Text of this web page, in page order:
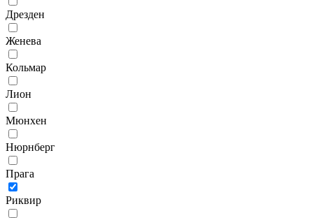
Дрезден
Женева
Кольмар
Лион
Мюнхен
Нюрнберг
Прага
Риквир